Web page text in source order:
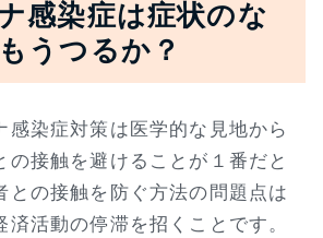
感染症は症状のな
うつるか？
感染症対策は医学的な見地から
の接触を避けることが１番だと
との接触を防ぐ方法の問題点は
活動の停滞を招くことです。